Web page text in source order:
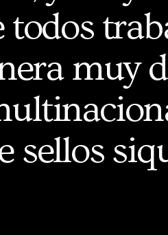
todos
muy
sellos